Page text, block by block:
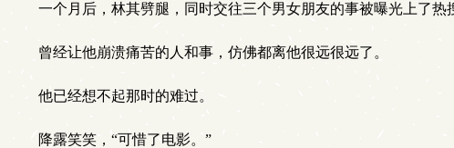
一个月后，林其劈腿，同时交往三个男女朋友的事被曝光上了
曾经让他崩溃痛苦的人和事，仿佛都离他很远很远了。
他已经想不起那时的难过。
降露笑笑，“可惜了电影。”